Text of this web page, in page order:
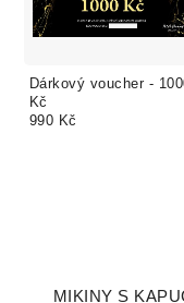
Dárkový voucher -
Kč
990 Kč
MIKINY S